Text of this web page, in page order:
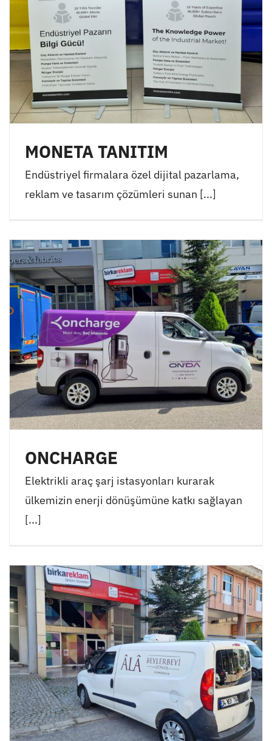
MONETA TANITIM
Endüstriyel firmalara özel dijital pazarlama,
reklam ve tasarım çözümleri sunan [...]
ONCHARGE
Elektrikli araç şarj istasyonları kurarak
ülkemizin enerji dönüşümüne katkı sağlayan
[...]